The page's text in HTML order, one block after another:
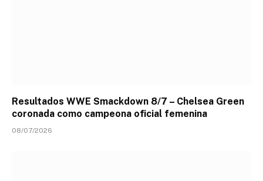
Resultados WWE Smackdown 8/7 – Chelsea Green
coronada como campeona oficial femenina
08/07/2026